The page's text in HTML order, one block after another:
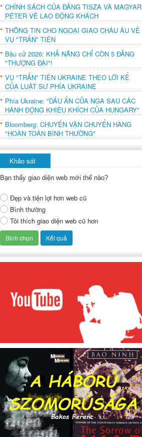
CHÍNH SÁCH CỦA ĐẢNG TISZA VÀ MAGYAR
PÉTER VỀ LAO ĐỘNG KHÁCH
THÔNG TIN CHO NGOẠI GIAO CHÂU ÂU VỀ
VỤ "TRẤN" TIỀN
Bầu cử 2026: KHẢ NĂNG CHỈ CÒN 5 ĐẢNG
"THƯỢNG ĐÀI"!
VỤ "TRẤN" TIỀN UKRAINE THEO LỜI KỂ
CỦA LUẬT SƯ PHÍA UKRAINE
Phía Ukraine: "DẤU ẤN CỦA NGA SAU CÁC
HÀNH ĐỘNG KHIÊU KHÍCH CỦA HUNGARY"
Bloomberg: CHUYẾN VẬN CHUYỂN HÀNG
"HOÀN TOÀN BÌNH THƯỜNG"
Khảo sát
Bạn thấy giao diện web mới thế nào?
Đẹp và tiện lợi hơn web cũ
Bình thường
Tôi thích giao diện web cũ hơn